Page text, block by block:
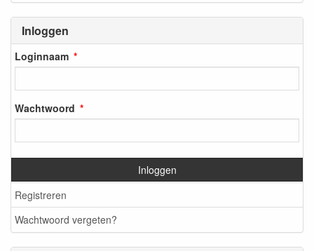
Inloggen
Loginnaam
Wachtwoord
Inloggen
Registreren
Wachtwoord vergeten?